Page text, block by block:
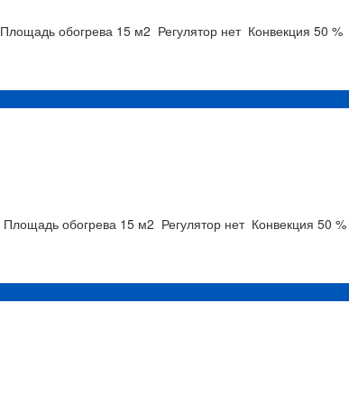
Площадь обогрева 15 м2 Регулятор нет Конвекция 50 %
Площадь обогрева 15 м2 Регулятор нет Конвекция 50 %